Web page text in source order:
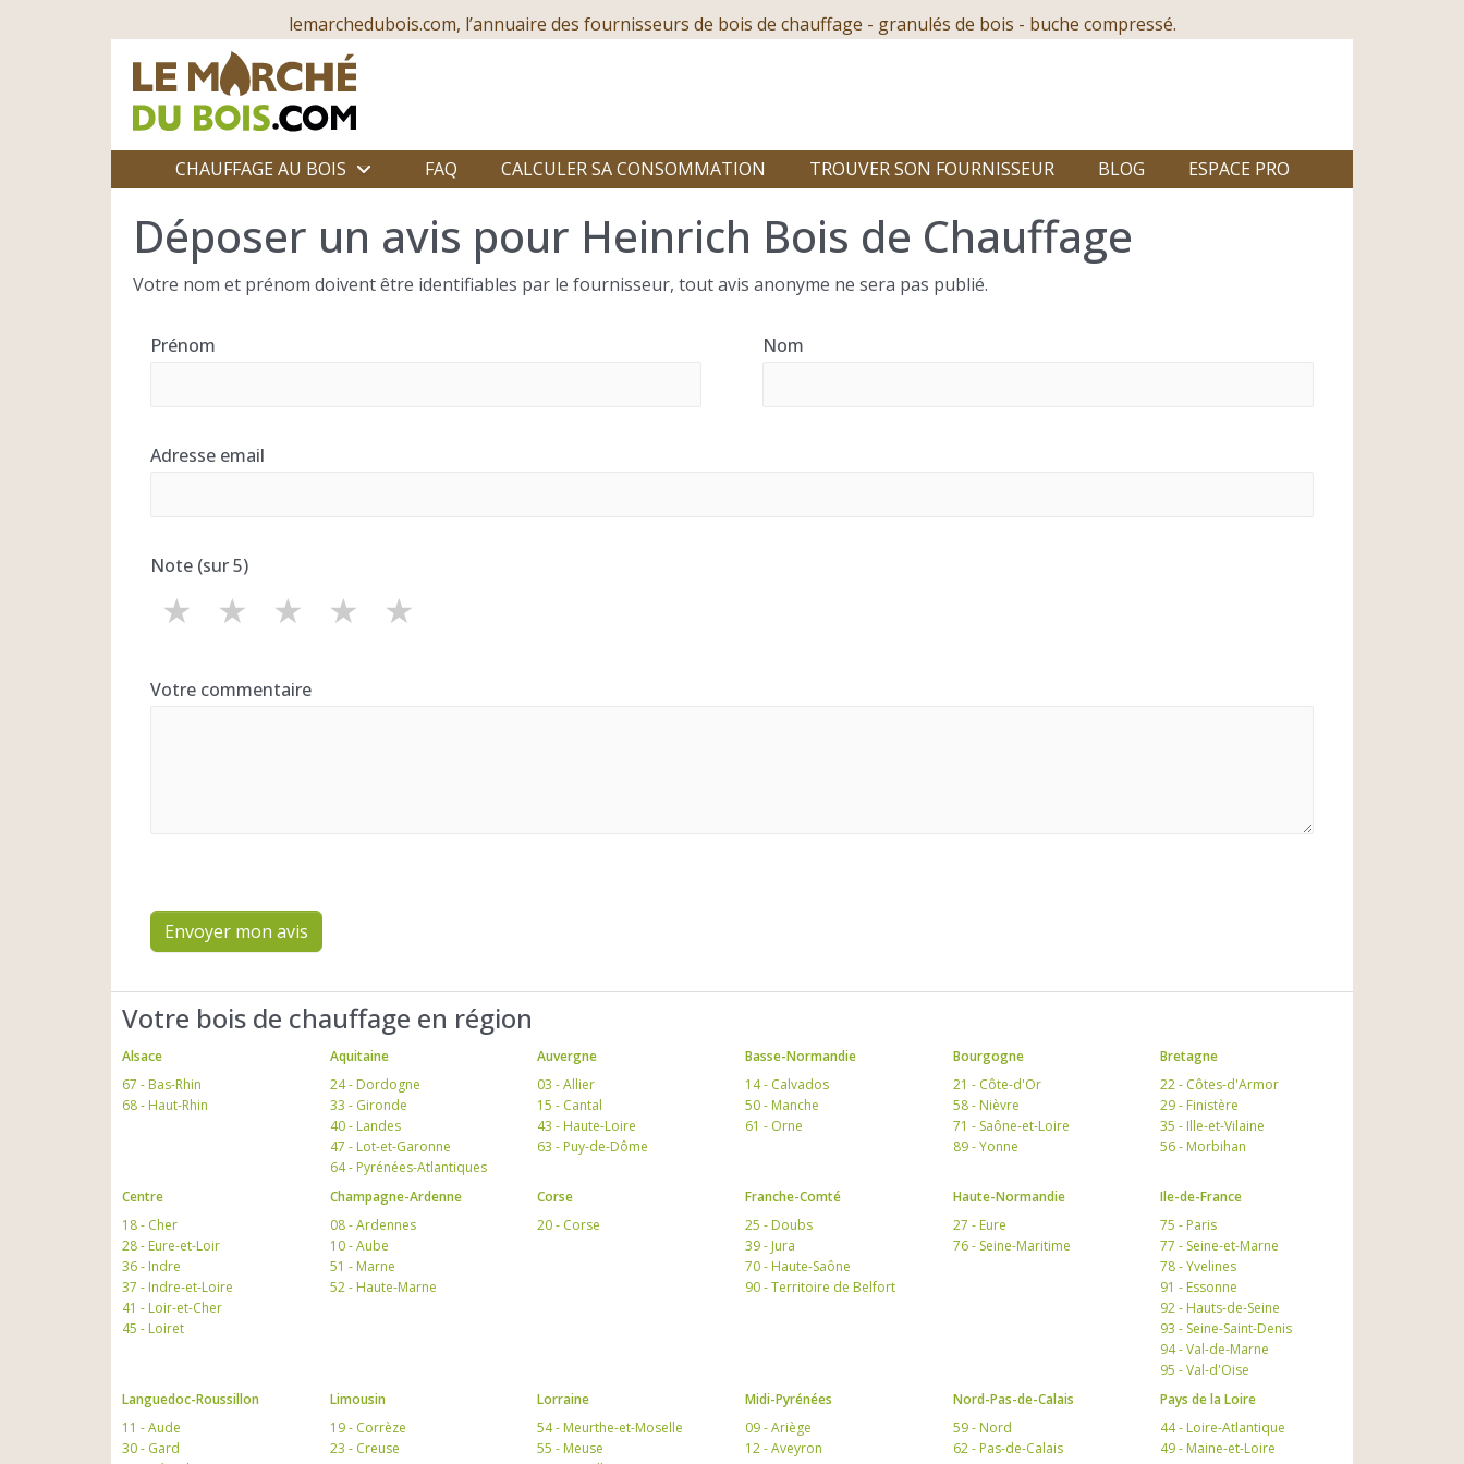
lemarchedubois.com, l’annuaire des fournisseurs de bois de chauffage - granulés de bois - buche compressé.
CHAUFFAGE AU BOIS FAQ CALCULER SA CONSOMMATION TROUVER SON FOURNISSEUR BLOG ESPACE PRO
Déposer un avis pour Heinrich Bois de Chauffage
Votre nom et prénom doivent être identifiables par le fournisseur, tout avis anonyme ne sera pas publié.
Prénom Nom
Adresse email
Note (sur 5)
★
★
★
★
★
Votre commentaire
Envoyer mon avis
Votre bois de chauffage en région
Alsace
67 - Bas-Rhin
68 - Haut-Rhin
Aquitaine
24 - Dordogne
33 - Gironde
40 - Landes
47 - Lot-et-Garonne
64 - Pyrénées-Atlantiques
Auvergne
03 - Allier
15 - Cantal
43 - Haute-Loire
63 - Puy-de-Dôme
Basse-Normandie
14 - Calvados
50 - Manche
61 - Orne
Bourgogne
21 - Côte-d'Or
58 - Nièvre
71 - Saône-et-Loire
89 - Yonne
Bretagne
22 - Côtes-d'Armor
29 - Finistère
35 - Ille-et-Vilaine
56 - Morbihan
Centre
18 - Cher
28 - Eure-et-Loir
36 - Indre
37 - Indre-et-Loire
41 - Loir-et-Cher
45 - Loiret
Champagne-Ardenne
08 - Ardennes
10 - Aube
51 - Marne
52 - Haute-Marne
Corse
20 - Corse
Franche-Comté
25 - Doubs
39 - Jura
70 - Haute-Saône
90 - Territoire de Belfort
Haute-Normandie
27 - Eure
76 - Seine-Maritime
Ile-de-France
75 - Paris
77 - Seine-et-Marne
78 - Yvelines
91 - Essonne
92 - Hauts-de-Seine
93 - Seine-Saint-Denis
94 - Val-de-Marne
95 - Val-d'Oise
Languedoc-Roussillon
11 - Aude
30 - Gard
Limousin
19 - Corrèze
23 - Creuse
Lorraine
54 - Meurthe-et-Moselle
55 - Meuse
Midi-Pyrénées
09 - Ariège
12 - Aveyron
Nord-Pas-de-Calais
59 - Nord
62 - Pas-de-Calais
Pays de la Loire
44 - Loire-Atlantique
49 - Maine-et-Loire